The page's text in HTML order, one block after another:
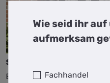
Wie seid ihr auf
aufmerksam
Fachhandel
Salerno TGSA
Einsatzfüllung in Weiß mit